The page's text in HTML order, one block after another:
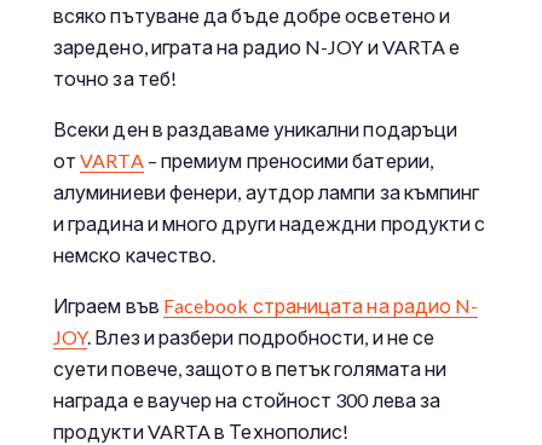
всяко пътуване да бъде добре осветено и
заредено, играта на радио N-JOY и VARTA е
точно за теб!
Всеки ден в раздаваме уникални подаръци
отVARTA– премиум преносими батерии,
алуминиеви фенери, аутдор лампи за къмпинг
и градина и много други надеждни продукти с
немско качество.
Играем във Facebook страницата на радио N-
JOY. Влез и разбери подробности, и не се
суети повече, защото в петък голямата ни
награда е ваучер на стойност 300 лева за
продукти VARTA в Технополис!